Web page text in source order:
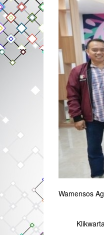
Wamensos